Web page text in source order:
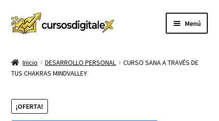
Ir
a
Ir
al
Menú
TIENDA
CURSOS
Inicio DESARROLLO PERSONAL
CURSO SANA A TRAVÉS DE
TUS CHAKRAS MINDVALLEY
¡OFERTA!